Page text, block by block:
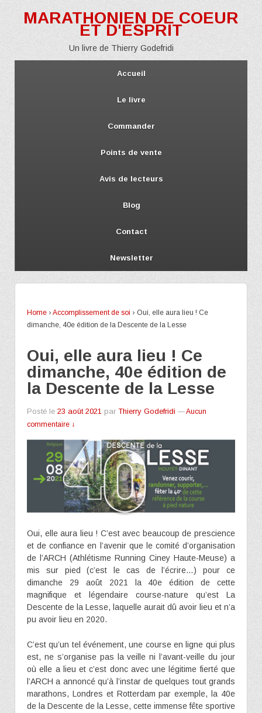
MARATHONIEN DE COEUR
ET D'ESPRIT
Un livre de Thierry Godefridi
Accueil
Le livre
Commander
Points de vente
Avis de lecteurs
Blog
Contact
Newsletter
Home › Accomplissement de soi › Oui, elle aura lieu ! Ce
dimanche, 40e édition de la Descente de la Lesse
Oui, elle aura lieu ! Ce
dimanche, 40e édition de
la Descente de la Lesse
Posté le 23 août 2021 par Thierry Godefridi —Aucun
commentaire ↓
Oui, elle aura lieu ! C’est avec beaucoup de prescience
et de confiance en l’avenir que le comité d’organisation
de l’ARCH (Athlétisme Running Ciney Haute-Meuse) a
mis sur pied (c’est le cas de l’écrire…) pour ce
dimanche 29 août 2021 la 40e édition de cette
magnifique et légendaire course-nature qu’est La
Descente de la Lesse, laquelle aurait dû avoir lieu et n’a
pu avoir lieu en 2020.
C’est qu’un tel événement, une course en ligne qui plus
est, ne s’organise pas la veille ni l’avant-veille du jour
où elle a lieu et c’est donc avec une légitime fierté que
l’ARCH a annoncé qu’à l’instar de quelques tout grands
marathons, Londres et Rotterdam par exemple, la 40e
de la Descente de la Lesse, cette immense fête sportive